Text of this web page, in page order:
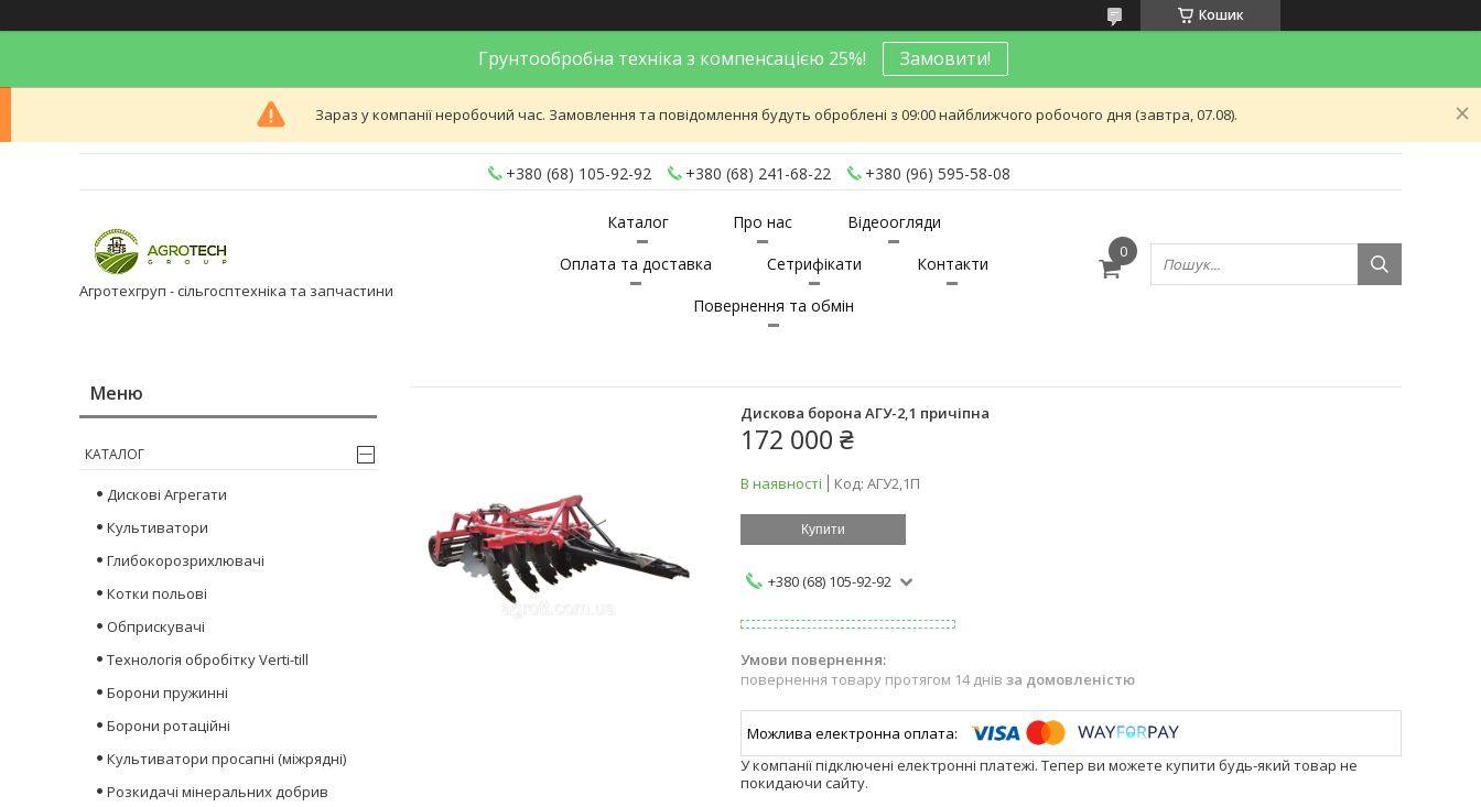
Кошик
Грунтообробна техніка з компенсацією 25%! Замовити!
Зараз у компанії неробочий час. Замовлення та повідомлення будуть оброблені з 09:00 найближчого робочого дня (завтра, 07.08).
+380 (68) 105-92-92 +380 (68) 241-68-22 +380 (96) 595-58-08
Агротехгруп - сільгосптехніка та запчастини
Каталог Про нас
Відеоогляди
Оплата та доставка
Сетрифікати
Контакти
Повернення та обмін
Дискова борона АГУ-2,1 причіпна
172 000 ₴
В наявності Код: АГУ2,1П
Купити
+380 (68) 105-92-92
повернення товару протягом 14 днів за домовленістю
У компанії підключені електронні платежі. Тепер ви можете купити будь-який товар не
покидаючи сайту.
КАТАЛОГ
Дискові Агрегати
Культиватори
Глибокорозрихлювачі
Котки польові
Обприскувачі
Технологія обробітку Verti-till
Борони пружинні
Борони ротаційні
Культиватори просапні (міжрядні)
Розкидачі мінеральних добрив